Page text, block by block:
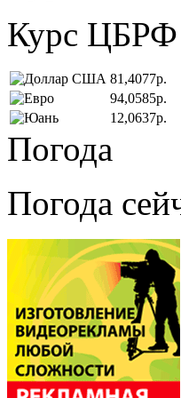
Курс ЦБРФ
81,4077р.
94,0585р.
12,0637р.
Погода
Погода